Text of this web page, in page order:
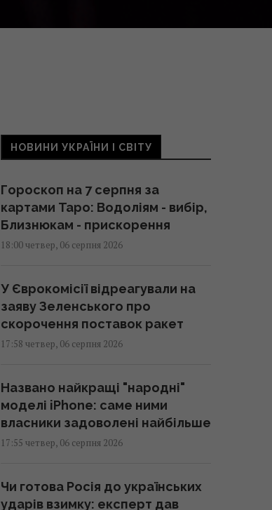
НОВИНИ УКРАЇНИ І СВІТУ
Гороскоп на 7 серпня за
картами Таро: Водоліям - вибір,
Близнюкам - прискорення
18:00 четвер, 06 серпня 2026
У Єврокомісії відреагували на
заяву Зеленського про
скорочення поставок ракет
17:58 четвер, 06 серпня 2026
Названо найкращі "народні"
моделі iPhone: саме ними
власники задоволені найбільше
17:55 четвер, 06 серпня 2026
Чи готова Росія до українських
ударів взимку: експерт дав